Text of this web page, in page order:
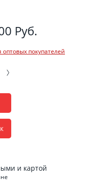
Руб.
оптовых покупателей
и картой